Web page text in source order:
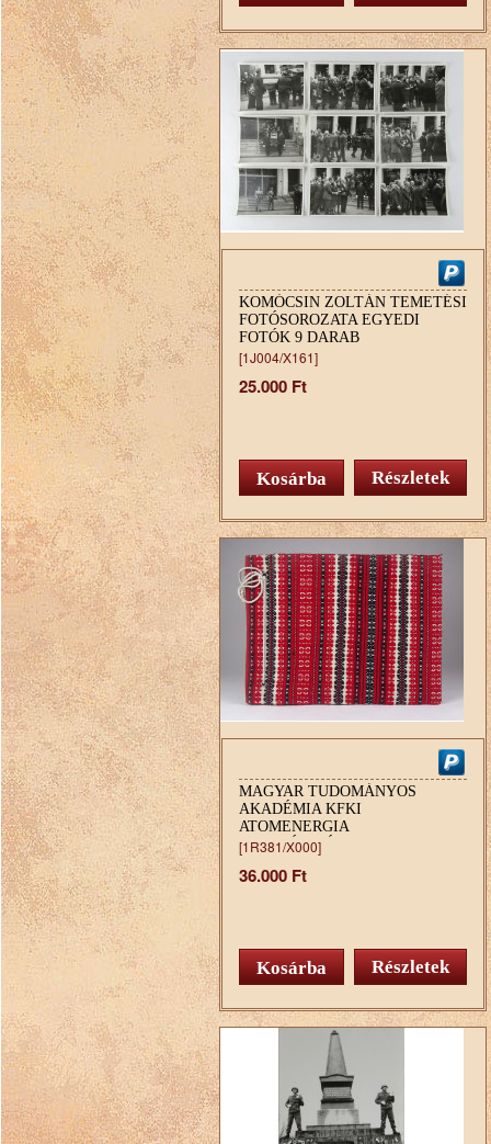
KOMÓCSIN ZOLTÁN TEMETÉSI
FOTÓSOROZATA EGYEDI
FOTÓK 9 DARAB
[1J004/X161]
25.000 Ft
Részletek
MAGYAR TUDOMÁNYOS
AKADÉMIA KFKI
ATOMENERGIA
KUTATÓINTÉZET 1950-1970
[1R381/X000]
36.000 Ft
Részletek